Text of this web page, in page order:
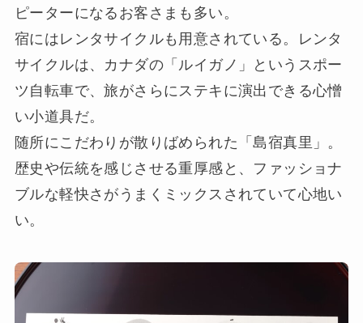
ピーターになるお客さまも多い。
宿にはレンタサイクルも用意されている。レンタ
サイクルは、カナダの「ルイガノ」というスポー
ツ自転車で、旅がさらにステキに演出できる心憎
い小道具だ。
随所にこだわりが散りばめられた「島宿真里」。
歴史や伝統を感じさせる重厚感と、ファッショナ
ブルな軽快さがうまくミックスされていて心地い
い。